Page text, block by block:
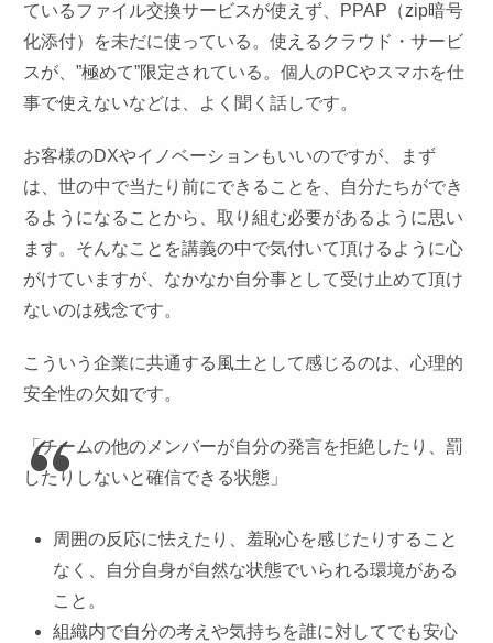
ているファイル交換サービスが使えず、PPAP（zip暗号
化添付）を未だに使っている。使えるクラウド・サービ
スが、”極めて”限定されている。個人のPCやスマホを仕
事で使えないなどは、よく聞く話しです。
お客様のDXやイノベーションもいいのですが、まず
は、世の中で当たり前にできることを、自分たちができ
るようになることから、取り組む必要があるように思い
ます。そんなことを講義の中で気付いて頂けるように心
がけていますが、なかなか自分事として受け止めて頂け
ないのは残念です。
こういう企業に共通する風土として感じるのは、心理的
安全性の欠如です。
「チームの他のメンバーが自分の発言を拒絶したり、罰
したりしないと確信できる状態」
周囲の反応に怯えたり、羞恥心を感じたりすること
なく、自分自身が自然な状態でいられる環境がある
こと。
組織内で自分の考えや気持ちを誰に対してでも安心